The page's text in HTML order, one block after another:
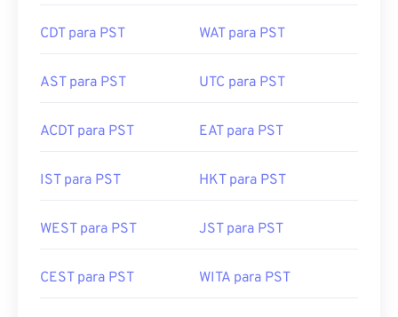
CDT para PST WAT para PST
AST para PST UTC para PST
ACDT para PST EAT para PST
IST para PST HKT para PST
WEST para PST JST para PST
CEST para PST WITA para PST